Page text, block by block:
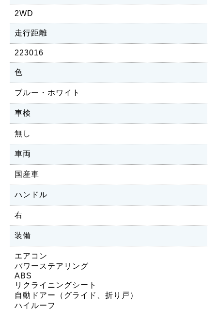
2WD
走行距離
223016
色
ブルー・ホワイト
車検
無し
車両
国産車
ハンドル
右
装備
エアコン
パワーステアリング
ABS
リクライニングシート
自動ドアー（グライド、折り戸）
ハイルーフ